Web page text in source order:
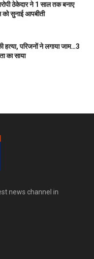
ठेकेदार ने 1 साल तक बनाए
को सुनाई आपबीती
हत्या, परिजनों ने लगाया जाम…3
का साया
news channel in